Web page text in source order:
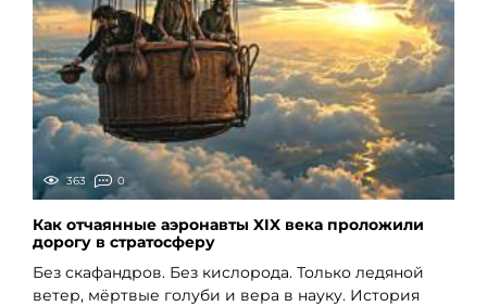
363 0
Как отчаянные аэронавты XIX века проложили
дорогу в стратосферу
Без скафандров. Без кислорода. Только ледяной
ветер, мёртвые голуби и вера в науку. История